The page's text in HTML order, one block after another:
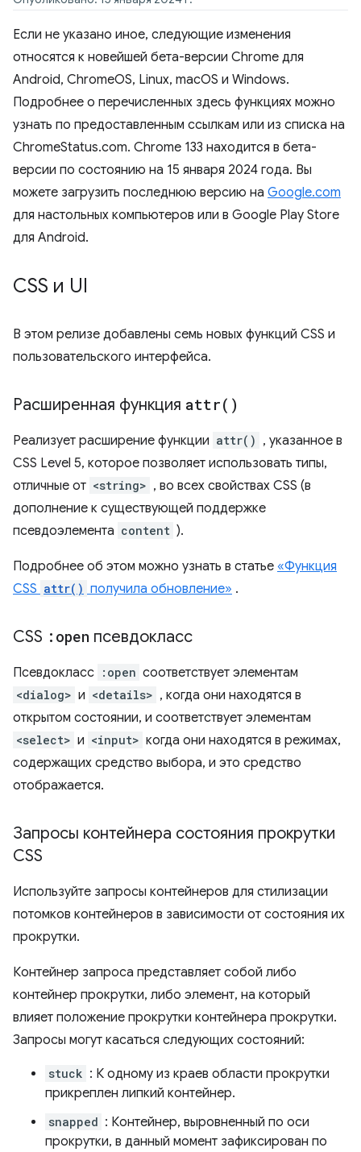
Если не указано иное, следующие изменения
относятся к новейшей бета-версии Chrome для
Android, ChromeOS, Linux, macOS и Windows.
Подробнее о перечисленных здесь функциях можно
узнать по предоставленным ссылкам или из списка на
ChromeStatus.com. Chrome 133 находится в бета-
версии по состоянию на 15 января 2024 года. Вы
можете загрузить последнюю версию на Google.com
для настольных компьютеров или в Google Play Store
для Android.
CSS и UI
В этом релизе добавлены семь новых функций CSS и
пользовательского интерфейса.
Расширенная функция attr( )
Реализует расширение функции attr() , указанное в
CSS Level 5, которое позволяет использовать типы,
отличные от <string> , во всех свойствах CSS (в
дополнение к существующей поддержке
псевдоэлемента content ).
Подробнее об этом можно узнать в статье «Функция
CSS attr() получила обновление» .
CSS :open псевдокласс
Псевдокласс :open соответствует элементам
<dialog> и <details> , когда они находятся в
открытом состоянии, и соответствует элементам
<select> и <input> когда они находятся в режимах,
содержащих средство выбора, и это средство
отображается.
Запросы контейнера состояния прокрутки
CSS
Используйте запросы контейнеров для стилизации
потомков контейнеров в зависимости от состояния их
прокрутки.
Контейнер запроса представляет собой либо
контейнер прокрутки, либо элемент, на который
влияет положение прокрутки контейнера прокрутки.
Запросы могут касаться следующих состояний:
stuck : К одному из краев области прокрутки
прикреплен липкий контейнер.
snapped : Контейнер, выровненный по оси
прокрутки, в данный момент зафиксирован по